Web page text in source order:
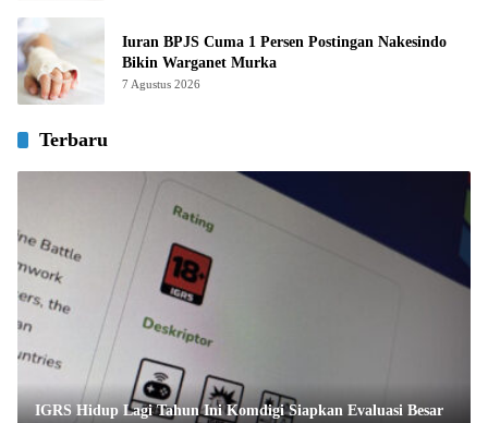
Iuran BPJS Cuma 1 Persen Postingan Nakesindo
Bikin Warganet Murka
7 Agustus 2026
Terbaru
IGRS Hidup Lagi Tahun Ini Komdigi Siapkan Evaluasi Besar